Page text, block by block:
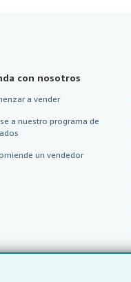
con nosotros
a vender
a nuestro programa de
un vendedor